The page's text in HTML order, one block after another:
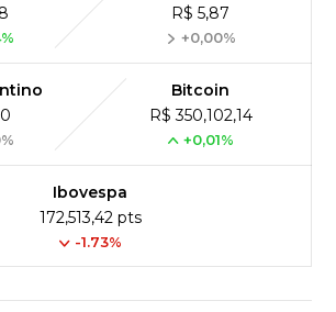
R$ 5,87
+0,00%
Bitcoin
R$ 350,102,14
+0,01%
Ibovespa
172,513,42 pts
-1.73%